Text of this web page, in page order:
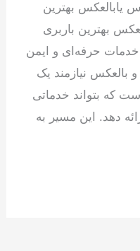
یابالعکس بهترین
بهترین باربری
حرفه‌ای و ایمن
بالعکس نیازمند یک
که بتواند خدماتی
دهد. این مسیر به